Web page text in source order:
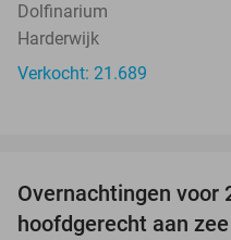
Dolfinarium
Harderwijk
Verkocht: 21.689
Overnachtingen voor
hoofdgerecht aan zee